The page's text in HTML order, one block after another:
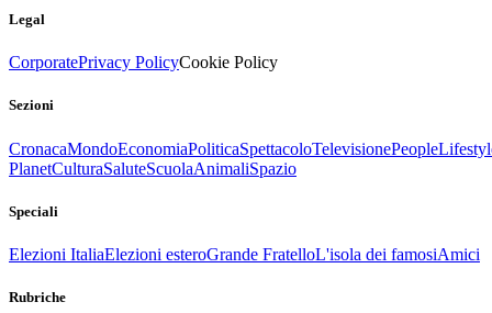
Legal
CorporatePrivacy PolicyCookie Policy
Sezioni
CronacaMondoEconomiaPoliticaSpettacoloTelevisionePeople
PlanetCulturaSaluteScuolaAnimaliSpazio
Speciali
Elezioni ItaliaElezioni esteroGrande FratelloL'isola dei famosiAmici
Rubriche